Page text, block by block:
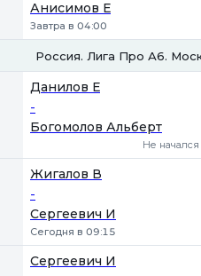
Анисимов Е
Завтра в 04:00
Россия. Лига Про А6.
Данилов Е
-
Богомолов Альберт
Не начался
Жигалов В
-
Сергеевич И
Сегодня в 09:15
Сергеевич И